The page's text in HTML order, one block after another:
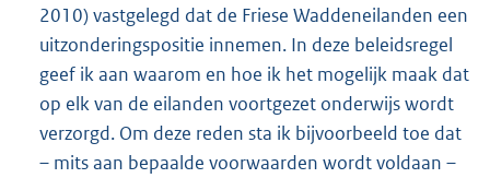
2010) vastgelegd dat de Friese Waddeneilanden een
uitzonderingspositie innemen. In deze beleidsregel
geef ik aan waarom en hoe ik het mogelijk maak dat
op elk van de eilanden voortgezet onderwijs wordt
verzorgd. Om deze reden sta ik bijvoorbeeld toe dat
– mits aan bepaalde voorwaarden wordt voldaan –